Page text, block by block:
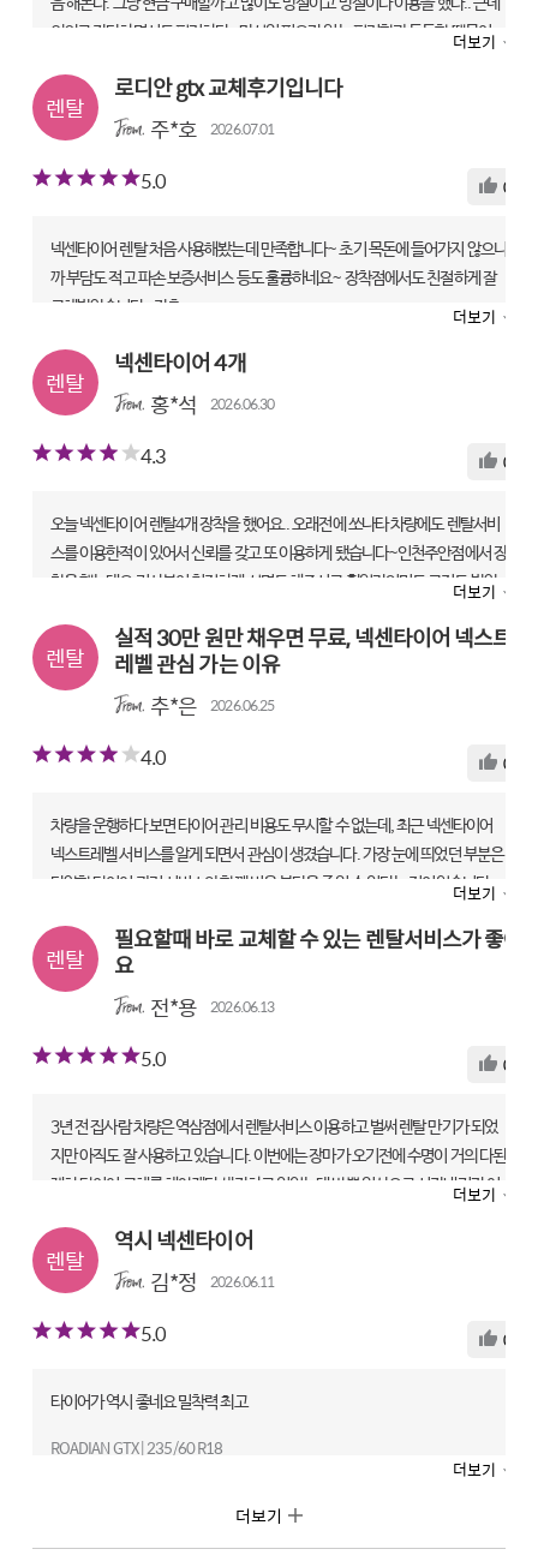
음 해본다. 그냥 현금 구매할까고 많이도 망설이고 망설이다 이용을 했다.. 근데
의외로 간단하면서도 편리하다.. 망설일 필요가 없는 편리함과 든든함 때문이
홀하게 하는 것 없이 친절하고 정성껏 최선을 다해주신다. 설명까지..어차피 카
드를 이용하니 할인, 운행중 타이어파손시 교체, 조기마모시 무료 교체에 정기
다..
렌탈 전문점|타이어테크 초전점
만족도
더보기
로디안 gtx 교체후기입니다
주*호
2026.07.01
5.0 0
넥센타이어 렌탈 처음 사용해봤는데 만족합니다~ 초기 목돈에 들어가지 않으니
까 부담도 적고 파손 보증서비스 등도 훌륭하네요~ 장착점에서도 친절하게 잘
교체받았습니다~강추~~
ROADIAN GTX | 235/60 R18
렌탈 전문점|타이어테크 상동점
만족도
상품 5 기사
더보기
넥센타이어 4개
홍*석
2026.06.30
4.3 0
오늘 넥센타이어 렌탈4개 장착을 했어요.. 오래전에 쏘나타 차량에도 렌탈서비
스를 이용한적이 있어서 신뢰를 갖고 또 이용하게 됐습니다~인천주안점에서 장
착을 했는데요 기사분이 친절하게 설명도 해주시고 휠얼라인먼트 교정도 받았
ROADIAN GTX | 225/60 R18
렌탈 전문점|타이어테크 주안점
만족도
더보기
실적 30만 원만 채우면 무료, 넥센타이어 넥스트
레벨 관심 가는 이유
추*은
2026.06.25
4.0 0
차량을 운행하다 보면 타이어 관리 비용도 무시할 수 없는데, 최근 넥센타이어
넥스트레벨 서비스를 알게 되면서 관심이 생겼습니다. 가장 눈에 띄었던 부분은
다양한 타이어 관리 서비스와 함께 비용 부담을 줄일 수 있다는 점이었습니다.
부담이 크지 않다고 느껴졌습니다. 어차피 나가는 카드 값, 일석이조 입니다. 타
이어는 안전과 직결되는 만큼 정기적인 관리가 중요한데, 넥스트레벨은 교체뿐
만 아니라 관리 서비스까지 함께 제공한다는 점이 장점으로 보였습니다. 차량을
유지비를 아끼면서도 안전하게 관리하고 싶은 분들에게 괜찮은 서비스라는 생
어 관리와 경제성을 함께 고려하는 분들에게 관심 가져볼 만한 서비스라고 생각
합니다.
ROADIAN GTX | 215/55 R18
만족도
5 기사 2 서비스
더보기
필요할때 바로 교체할 수 있는 렌탈서비스가 좋아
요
전*용
2026.06.13
5.0 0
3년 전 집사람 차량은 역삼점에서 렌탈서비스 이용하고 벌써 렌탈 만기가 되었
지만 아직도 잘 사용하고 있습니다. 이번에는 장마가 오기전에 수명이 거의 다된
제차 타이어 교체를 해야겠다 생각하고 있었는데 바쁜 일상으로 시간내기가 어
넥스트레벨 역삼점에 연락하여 ROADIAN GTX 로 4본 모두 교체했습니다. 깔
끔하게 교체하고 안심케어렌탈 서비스로 선택하여 즉시 휠얼라이인먼트까지
무 부드럽고 승차감이 좋아지네요. 이번에 교체한 ROADIAN GTX는 넥센의 가
다~
ROADIAN GTX | 255/50 R20
상품 5 기사 5 서비스 5
더보기
역시 넥센타이어
김*정
2026.06.11
5.0 0
타이어가 역시 좋네요 밀착력 최고
ROADIAN GTX | 235/60 R18
더보기
더보기